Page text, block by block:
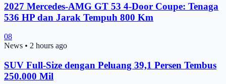
2027 Mercedes-AMG GT 53 4-Door Coupe: Tenaga
536 HP dan Jarak Tempuh 800 Km
08
News • 2 hours ago
SUV Full-Size dengan Peluang 39,1 Persen Tembus
250.000 Mil